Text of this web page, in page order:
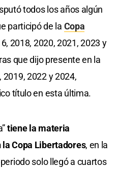
todos los años algún
participó de la Copa
2018, 2020, 2021, 2023 y
que dijo presente en la
2022 y 2024,
título en esta última.
tiene la materia
la Copa Libertadores, en la
solo llegó a cuartos